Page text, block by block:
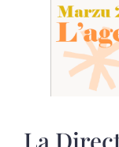
La